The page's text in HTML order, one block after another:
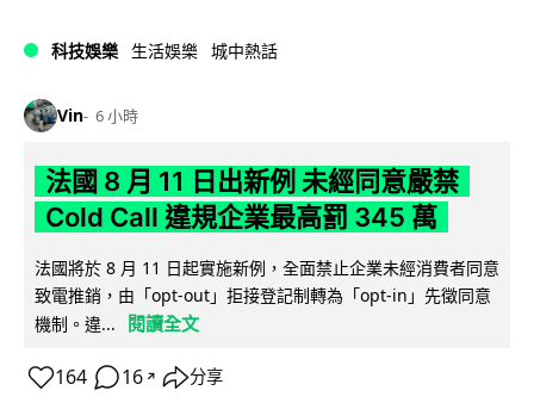
科技娛樂 生活娛樂 城中熱話
Vin 6 小時
法國 8 月 11 日出新例 未經同意嚴禁
Cold Call 違規企業最高罰 345 萬
法國將於 8 月 11 日起實施新例，全面禁止企業未經消費者同意
致電推銷，由「opt-out」拒接登記制轉為「opt-in」先徵同意
機制。違...
閱讀全文
164 16 ↗ 分享